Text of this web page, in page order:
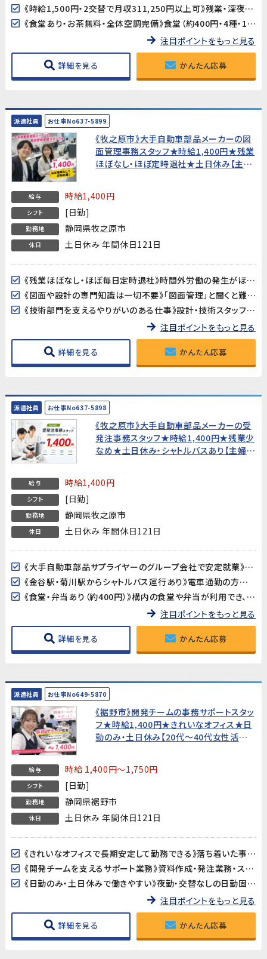
《時給1,500円・2交替で月収311,250円以上可》残業・深夜手当が加算され、月収311,250円以上を目指せます（所定21.25日・残業25h・深夜25hの場合）。
《食堂あり・お茶無料・全体空調完備》食堂（約400円・4種・11:30〜13:30）が利用できます。お茶も無料。空調完備の環境ですが、作業場によっては暑さを感じる場合があります。
注目ポイントをもっと見る
詳細を見る かんたん応募
派遣社員 お仕事No637-5899
《牧之原市》大手自動車部品メーカーの図
面管理事務スタッフ★時給1,400円★残業
ほぼなし・ほぼ定時退社★土日休み【主婦
給与 時給1,400円
シフト [日勤]
勤務地 静岡県牧之原市
休日 土日休み 年間休日121日
《残業ほぼなし・ほぼ毎日定時退社》時間外労働の発生がほとんどない職場です。GW・夏季・年末年始の大型連休もしっかりあり、プライベートや家庭との両立を重視したい方に最適です。
《図面や設計の専門知識は一切不要》「図面管理」と聞くと難しそうに感じるかもしれませんが、専門知識や経験は不要です。Excelの基本操作とメール対応ができれば、未経験からスタートできます。
《技術部門を支えるやりがいのある仕事》設計・技術スタッフのサポート役として、図面の管理や資料作成を担当。ものづくりの現場を縁の下で支える充実感が得られるポジションです。
注目ポイントをもっと見る
詳細を見る かんたん応募
派遣社員 お仕事No637-5898
《牧之原市》大手自動車部品メーカーの受
発注事務スタッフ★時給1,400円★残業少
なめ★土日休み・シャトルバスあり【主婦歓
給与 時給1,400円
シフト [日勤]
勤務地 静岡県牧之原市
休日 土日休み 年間休日121日
《大手自動車部品サプライヤーのグループ会社で安定就業》国内外で活躍する大手自動車部品メーカーのグループ会社でのお仕事です。長年の安定した経営基盤のもと、腰を据えて働ける環境です。
《金谷駅・菊川駅からシャトルバス運行あり》電車通勤の方にも便利なシャトルバスが運行しています。マイカー・バイク・自転車通勤も可能で、通勤手段が選べます。
《食堂・弁当あり（約400円）》構内の食堂や弁当が利用でき、昼食の準備が不要です。診療所も完備されており、福利厚生が充実しています。
注目ポイントをもっと見る
詳細を見る かんたん応募
派遣社員 お仕事No649-5870
《裾野市》開発チームの事務サポートスタッ
フ★時給1,400円★きれいなオフィス★日
勤のみ・土日休み【20代〜40代女性活躍
給与 時給 1,400円～1,750円
シフト [日勤]
勤務地 静岡県裾野市
休日 土日休み 年間休日121日
《きれいなオフィスで長期安定して勤務できる》落ち着いた事務所環境で、長期的に安心して働けます。腰を据えてじっくりキャリアを積みたい方におすすめです。
《開発チームを支えるサポート業務》資料作成・発注業務・スケジュール調整など、幅広い事務スキルを活かせるポジションです。開発の現場に近い場所で、ものづくりを支えるやりがいを感じられます。
《日勤のみ・土日休みで働きやすい》夜勤・交替なしの日勤固定。基本土日休みで、プライベートとのバランスが取りやすい環境です。
注目ポイントをもっと見る
詳細を見る かんたん応募